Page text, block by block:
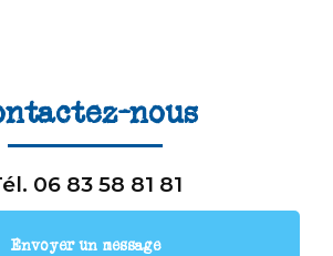
nous
06 83 58 81 81
Envoyer un message